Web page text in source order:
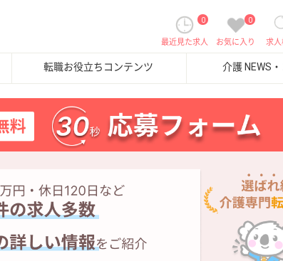
求
0
お気に入り
0
最近見た求人
転職お役立ちコンテンツ 介護 NEWS